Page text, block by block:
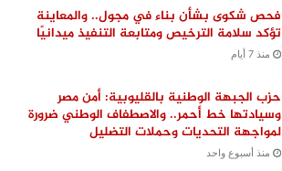
فحص شكوى بشأن بناء في مجول.. والمعاينة
تؤكد سلامة الترخيص ومتابعة التنفيذ ميدانيًا
منذ 7 أيام
حزب الجبهة الوطنية بالقليوبية: أمن مصر
وسيادتها خط أحمر.. والاصطفاف الوطني ضرورة
لمواجهة التحديات وحملات التضليل
منذ أسبوع واحد